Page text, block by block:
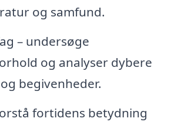
og samfund.
– undersøge
og analyser dybere
begivenheder.
fortidens betydning